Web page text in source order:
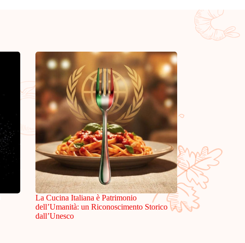
La Cucina Italiana è Patrimonio
dell’Umanità: un Riconoscimento Storico
dall’Unesco